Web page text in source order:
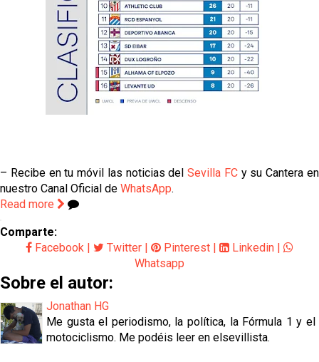
– Recibe en tu móvil las noticias delSevilla FCy su Cantera en
nuestro Canal Oficial de WhatsApp.
Read more
Comparte:
Facebook | Twitter | Pinterest | Linkedin |
Whatsapp
Sobre el autor:
Jonathan HG
Me gusta el periodismo, la política, la Fórmula 1 y el
motociclismo. Me podéis leer en elsevillista.